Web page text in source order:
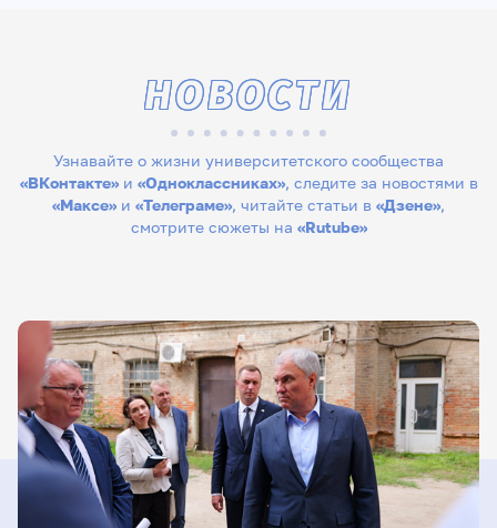
Узнавайте о жизни университетского сообщества
«ВКонтакте»и «Одноклассниках», следите за новостями в
«Максе» и «Телеграме», читайте статьи в «Дзене»,
смотрите сюжеты на «Rutube»
НОВОСТИ